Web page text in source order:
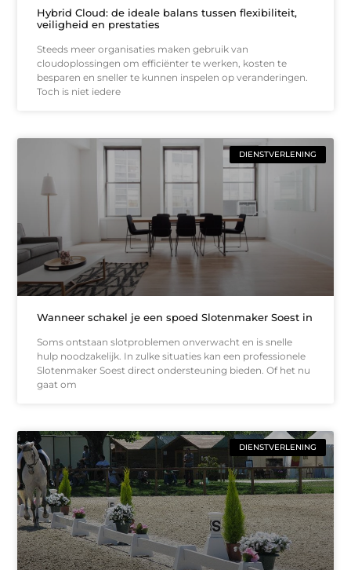
Hybrid Cloud: de ideale balans tussen flexibiliteit,
veiligheid en prestaties
Steeds meer organisaties maken gebruik van
cloudoplossingen om efficiënter te werken, kosten te
besparen en sneller te kunnen inspelen op veranderingen.
Toch is niet iedere
DIENSTVERLENING
Wanneer schakel je een spoed Slotenmaker Soest in
Soms ontstaan slotproblemen onverwacht en is snelle
hulp noodzakelijk. In zulke situaties kan een professionele
Slotenmaker Soest direct ondersteuning bieden. Of het nu
gaat om
DIENSTVERLENING